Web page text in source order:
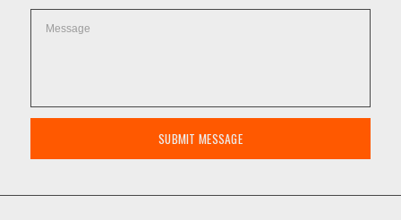
SUBMIT MESSAGE